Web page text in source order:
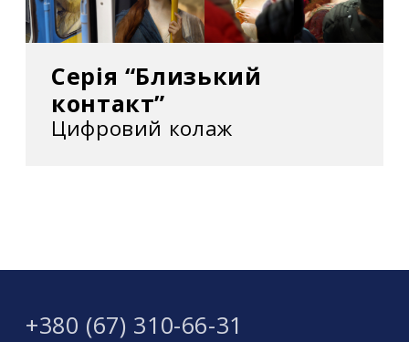
Серія “Близький
контакт”
Цифровий колаж
+380 (67) 310-66-31